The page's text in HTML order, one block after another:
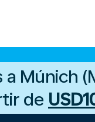
Múnich
de